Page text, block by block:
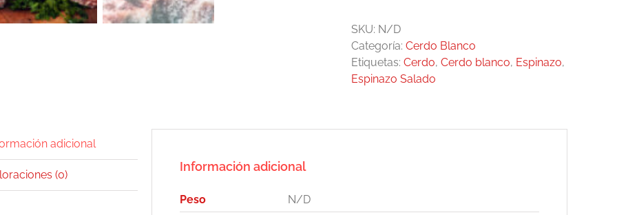
SKU: N/D
Categoría: Cerdo Blanco
Etiquetas: Cerdo, Cerdo blanco, Espinazo,
Espinazo Salado
adicional
(0)
Información adicional
Peso
N/D